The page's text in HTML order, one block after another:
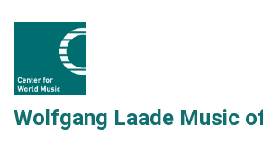
Wolfgang Laade Music